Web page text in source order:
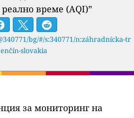
време (AQI)”
bg/#/s:340771/n:záhradnícka-tr
enčín-slovakia
за мониторинг на